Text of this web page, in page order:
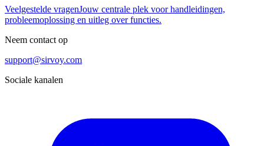
Veelgestelde vragenJouw centrale plek voor handleidingen,
probleemoplossing en uitleg over functies.
Neem contact op
support@sirvoy.com
Sociale kanalen